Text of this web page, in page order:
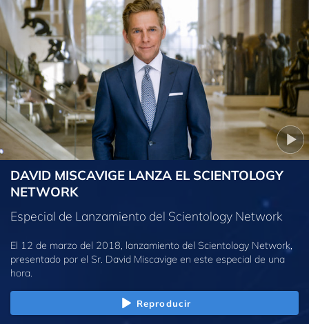
DAVID MISCAVIGE LANZA EL SCIENTOLOGY
NETWORK
Especial de Lanzamiento del Scientology Network
El 12 de marzo del 2018, lanzamiento del Scientology Network,
presentado por el Sr. David Miscavige en este especial de una
hora.
Reproducir